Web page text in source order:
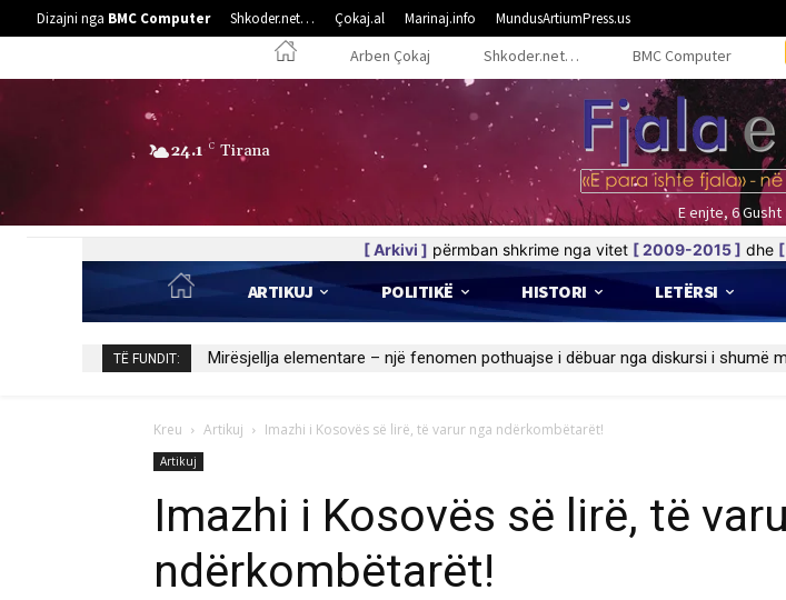
Dizajni nga BMC Computer Shkoder.net… Çokaj.al Marinaj.info MundusArtiumPress.us
Arben Çokaj Shkoder.net… BMC Computer
24.1 C Tirana
E enjte, 6 Gusht
[ Arkivi ] përmban shkrime nga vitet [ 2009-2015 ] dhe
ARTIKUJ POLITIKË HISTORI LETËRSI
TË FUNDIT: Kedhi i kulakut
Kreu Artikuj Imazhi i Kosovës së lirë, të varur nga ndërkombëtarët!
Artikuj
Imazhi i Kosovës së lirë, të
ndërkombëtarët!